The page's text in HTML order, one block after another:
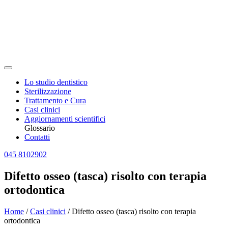
Lo studio dentistico
Sterilizzazione
Trattamento e Cura
Casi clinici
Aggiornamenti scientifici
Glossario
Contatti
045 8102902
Difetto osseo (tasca) risolto con terapia
ortodontica
Home /Casi clinici /Difetto osseo (tasca) risolto con terapia
ortodontica